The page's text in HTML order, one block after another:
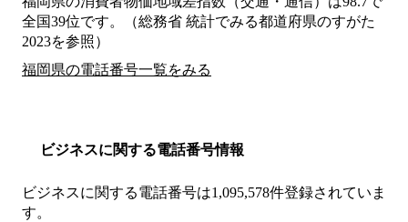
全国39位です。（総務省 統計でみる都道府県のすがた
2023を参照）
福岡県の電話番号一覧をみる
ビジネスに関する電話番号情報
ビジネスに関する電話番号は1,095,578件登録されていま
す。